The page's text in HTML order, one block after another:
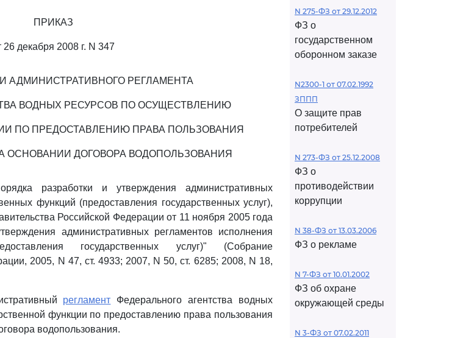
ПРИКАЗ
26 декабря 2008 г. N 347
АДМИНИСТРАТИВНОГО РЕГЛАМЕНТА
ВОДНЫХ РЕСУРСОВ ПО ОСУЩЕСТВЛЕНИЮ
ПО ПРЕДОСТАВЛЕНИЮ ПРАВА ПОЛЬЗОВАНИЯ
ОСНОВАНИИ ДОГОВОРА ВОДОПОЛЬЗОВАНИЯ
разработки и утверждения административных
функций (предоставления государственных услуг),
Российской Федерации от 11 ноября 2005 года
административных регламентов исполнения
государственных услуг)" (Собрание
2005, N 47, ст. 4933; 2007, N 50, ст. 6285; 2008, N 18,
регламент Федерального агентства водных
функции по предоставлению права пользования
водопользования.
N 275-ФЗ от 29.12.2012
ФЗ о
государственном
оборонном заказе
N2300-1 от 07.02.1992
ЗППП
О защите прав
потребителей
N 273-ФЗ от 25.12.2008
ФЗ о
противодействии
коррупции
N 38-ФЗ от 13.03.2006
ФЗ о рекламе
N 7-ФЗ от 10.01.2002
ФЗ об охране
окружающей среды
N 3-ФЗ от 07.02.2011